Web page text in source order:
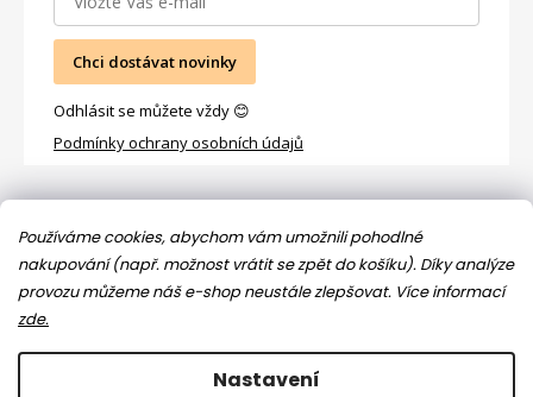
Používáme cookies, abychom vám umožnili pohodlné
nakupování (např. možnost vrátit se zpět do košíku). Díky analýze
provozu můžeme náš e-shop neustále zlepšovat. Více informací
zde.
Nastavení
Chci dostávat novinky
Odhlásit se můžete vždy 😊
Podmínky ochrany osobních údajů
Facebook